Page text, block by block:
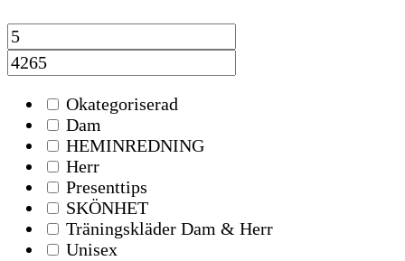
Okategoriserad
Dam
HEMINREDNING
Herr
Presenttips
SKÖNHET
Träningskläder Dam & Herr
Unisex